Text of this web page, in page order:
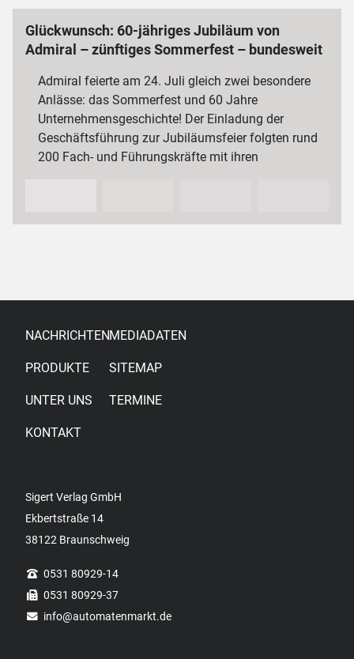
Glückwunsch: 60-jähriges Jubiläum von
Admiral – zünftiges Sommerfest – bundesweit
Admiral feierte am 24. Juli gleich zwei besondere
Anlässe: das Sommerfest und 60 Jahre
Unternehmensgeschichte! Der Einladung der
Geschäftsführung zur Jubiläumsfeier folgten rund
200 Fach- und Führungskräfte mit ihren
NACHRICHTEN
PRODUKTE
UNTER UNS
KONTAKT
MEDIADATEN
SITEMAP
TERMINE
Sigert Verlag GmbH
Ekbertstraße 14
38122 Braunschweig
0531 80929-14
0531 80929-37
info@automatenmarkt.de